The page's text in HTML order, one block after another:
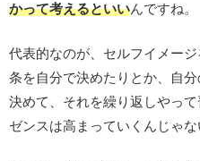
かって考えるといいんですね。
代表的なのが、セルフイメー
条を自分で決めたりとか、自
決めて、それを繰り返しやっ
ゼンスは高まっていくんじゃな